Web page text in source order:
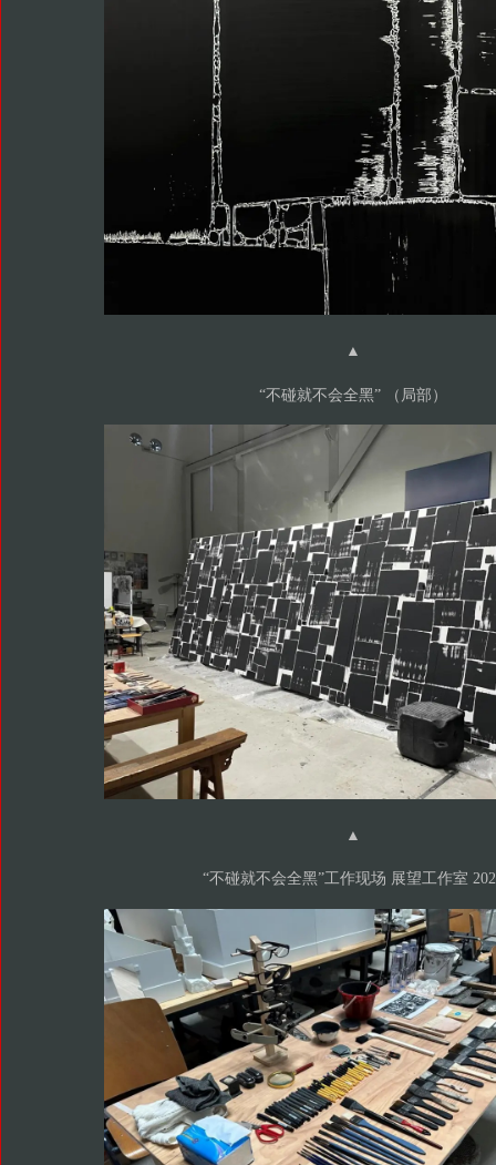
▲
“不碰就不会全黑” （局部）
▲
“不碰就不会全黑”工作现场 展望工作室